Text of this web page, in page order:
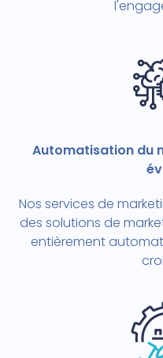
Automatisation du
Nos services de
des solutions de
entièrement